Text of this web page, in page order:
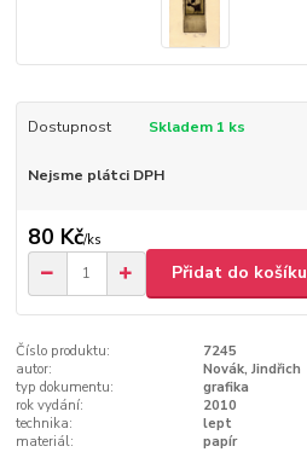
Dostupnost Skladem 1 ks
Nejsme plátci DPH
80 Kč/ks
Přidat do košíku
Číslo produktu:
7245
autor:
Novák, Jindřich
typ dokumentu:
grafika
rok vydání:
2010
technika:
lept
materiál:
papír